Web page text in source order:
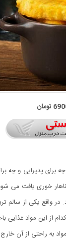
تومان
پذیرایی و چه
ناهار خوری یافت
یکی از سالم
از این مواد غذایی
به راحتی از آن